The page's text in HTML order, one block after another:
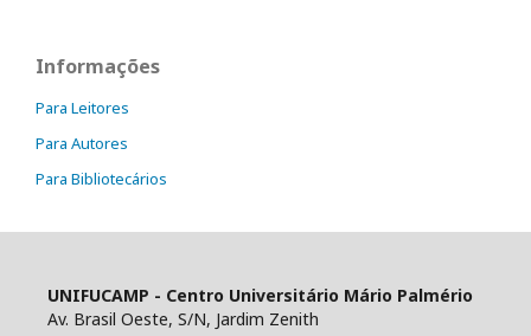
Informações
Para Leitores
Para Autores
Para Bibliotecários
UNIFUCAMP - Centro Universitário Mário Palmério
Av. Brasil Oeste, S/N, Jardim Zenith